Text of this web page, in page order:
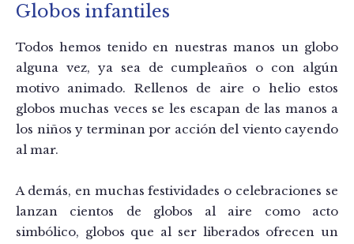
Globos infantiles
Todos hemos tenido en nuestras manos un globo
alguna vez, ya sea de cumpleaños o con algún
motivo animado. Rellenos de aire o helio estos
globos muchas veces se les escapan de las manos a
los niños y terminan por acción del viento cayendo
al mar.
A demás, en muchas festividades o celebraciones se
lanzan cientos de globos al aire como acto
simbólico, globos que al ser liberados ofrecen un